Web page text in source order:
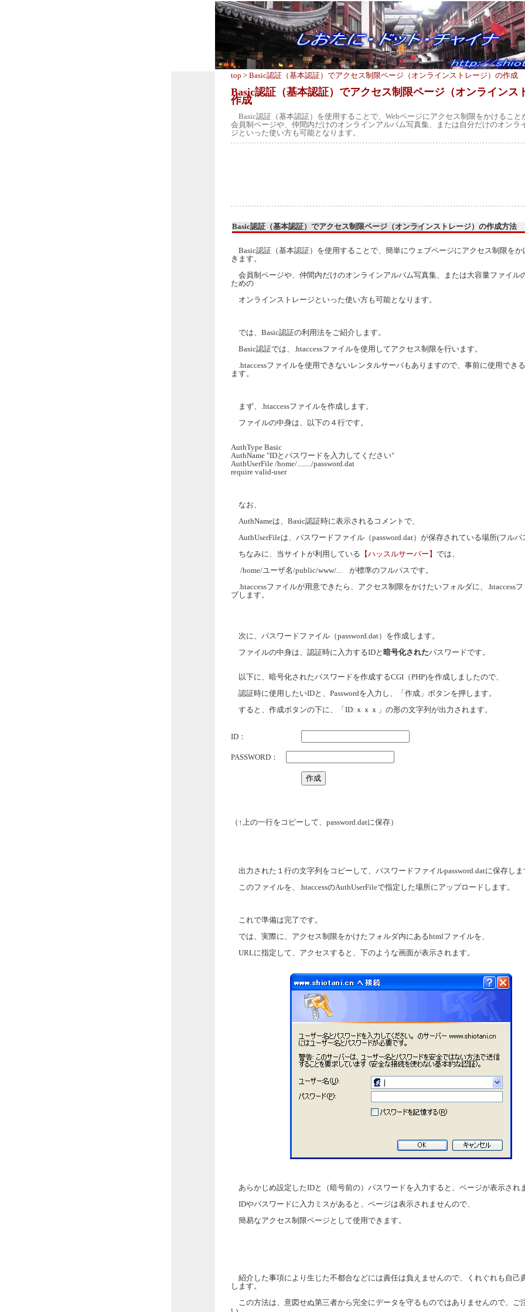
top > Basic認証（基本認証）でアクセス制限ページ（オンラインストレージ）の作成
Basic認証（基本認証）でアクセス制限ページ（オンラインス
作成
Basic認証（基本認証）を使用することで、Webページにアクセス制限をかけること
会員制ページや、仲間内だけのオンラインアルバム写真集、または自分だけのオンラ
ジといった使い方も可能となります。
Basic認証（基本認証）でアクセス制限ページ（オンラインストレージ）の作成方法
Basic認証（基本認証）を使用することで、簡単にウェブページにアクセス制限をか
きます。
会員制ページや、仲間内だけのオンラインアルバム写真集、または大容量ファイル
ための
オンラインストレージといった使い方も可能となります。
では、Basic認証の利用法をご紹介します。
Basic認証では、.htaccessファイルを使用してアクセス制限を行います。
.htaccessファイルを使用できないレンタルサーバもありますので、事前に使用でき
ます。
まず、.htaccessファイルを作成します。
ファイルの中身は、以下の４行です。
AuthType Basic
AuthName "IDとパスワードを入力してください"
AuthUserFile /home/......../password.dat
require valid-user
なお、
AuthNameは、Basic認証時に表示されるコメントで、
AuthUserFileは、パスワードファイル（password.dat）が保存されている場所(フルパ
ちなみに、当サイトが利用している 【ハッスルサーバー】 では、
/home/ユーザ名/public/www/... が標準のフルパスです。
.htaccessファイルが用意できたら、アクセス制限をかけたいフォルダに、.htaccess
プします。
次に、パスワードファイル（password.dat）を作成します。
ファイルの中身は、認証時に入力するIDと 暗号化されたパスワードです。
以下に、暗号化されたパスワードを作成するCGI（PHP)を作成しましたので、
認証時に使用したいIDと、Passwordを入力し、「作成」ボタンを押します。
すると、作成ボタンの下に、「ID:ｘｘｘ」の形の文字列が出力されます。
ID：
PASSWORD：
（↑上の一行をコピーして、password.datに保存）
出力された１行の文字列をコピーして、パスワードファイルpassword.datに保存しま
このファイルを、.htaccessのAuthUserFileで指定した場所にアップロードします。
これで準備は完了です。
では、実際に、アクセス制限をかけたフォルダ内にあるhtmlファイルを、
URLに指定して、アクセスすると、下のような画面が表示されます。
あらかじめ設定したIDと（暗号前の）パスワードを入力すると、ページが表示され
IDやパスワードに入力ミスがあると、ページは表示されませんので、
簡易なアクセス制限ページとして使用できます。
紹介した事項により生じた不都合などには責任は負えませんので、くれぐれも自己
します。
この方法は、意図せぬ第三者から完全にデータを守るものではありませんので、ご